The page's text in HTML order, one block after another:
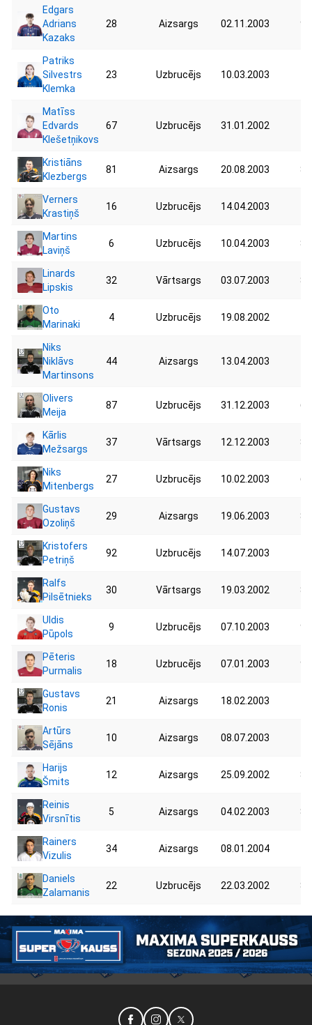
Edgars
Adrians
Kazaks
28 Aizsargs 02.11.2003
Patriks
Silvestrs
Klemka
23 Uzbrucējs 10.03.2003
Matīss
Edvards
Klešetņikovs
67 Uzbrucējs 31.01.2002
Kristiāns
Klezbergs
81 Aizsargs 20.08.2003
Verners
Krastiņš
16 Uzbrucējs 14.04.2003
Martins
Laviņš
6 Uzbrucējs 10.04.2003
Linards
Lipskis
32 Vārtsargs 03.07.2003
Oto
Marinaki
4 Uzbrucējs 19.08.2002
Niks
Niklāvs
Martinsons
44 Aizsargs 13.04.2003
Olivers
Meija
87 Uzbrucējs 31.12.2003
Kārlis
Mežsargs
37 Vārtsargs 12.12.2003
Niks
Mitenbergs
27 Uzbrucējs 10.02.2003
Gustavs
Ozoliņš
29 Aizsargs 19.06.2003
Kristofers
Petriņš
92 Uzbrucējs 14.07.2003
Ralfs
Pilsētnieks
30 Vārtsargs 19.03.2002
Uldis
Pūpols
9 Uzbrucējs 07.10.2003
Pēteris
Purmalis
18 Uzbrucējs 07.01.2003
Gustavs
Ronis
21 Aizsargs 18.02.2003
Artūrs
Sējāns
10 Aizsargs 08.07.2003
Harijs
Šmits
12 Aizsargs 25.09.2002
Reinis
Virsnītis
5 Aizsargs 04.02.2003
Rainers
Vizulis
34 Aizsargs 08.01.2004
Daniels
Zalamanis
22 Uzbrucējs 22.03.2002